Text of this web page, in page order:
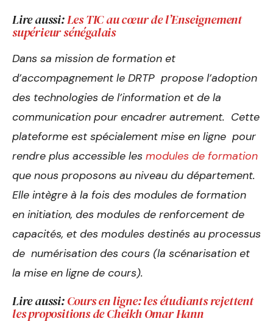
Lire aussi:Les TIC au cœur de l’Enseignement
supérieur sénégalais
Dans sa mission de formation et
d’accompagnement le DRTP propose l’adoption
des technologies de l’information et de la
communication pour encadrer autrement. Cette
plateforme est spécialement mise en ligne pour
rendre plus accessible les modules de formation
que nous proposons au niveau du département.
Elle intègre à la fois des modules de formation
en initiation, des modules de renforcement de
capacités, et des modules destinés au processus
de numérisation des cours (la scénarisation et
la mise en ligne de cours).
Lire aussi:Cours en ligne: les étudiants rejettent
les propositions de Cheikh Omar Hann